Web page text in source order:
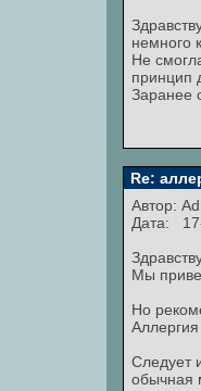
немного
Не
принцип
Заранее
Re:
Автор:
Дата:
Мы
Но
Следует
обычная